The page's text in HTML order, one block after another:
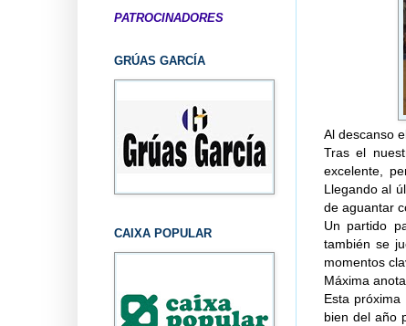
Al descanso
Tras el
excelente,
Llegando al
de aguantar
Un partido
también se
momentos
Máxima
Esta
bien del año
PATROCINADORES
GRÚAS GARCÍA
CAIXA POPULAR